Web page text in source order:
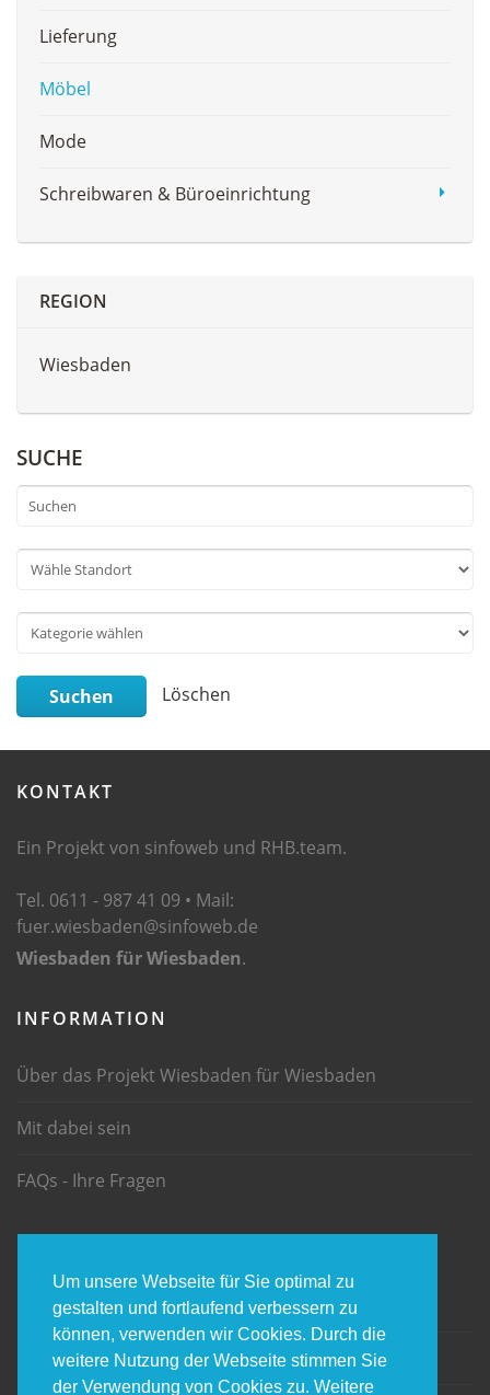
Um unsere Webseite für Sie optimal zu
gestalten und fortlaufend verbessern zu
können, verwenden wir Cookies. Durch die
weitere Nutzung der Webseite stimmen Sie
der Verwendung von Cookies zu. Weitere
Lieferung
Möbel
Mode
Schreibwaren & Büroeinrichtung
REGION
Wiesbaden
SUCHE
Suchen Löschen
KONTAKT
Ein Projekt von sinfoweb und RHB.team.
Tel. 0611 - 987 41 09 • Mail:
fuer.wiesbaden@sinfoweb.de
Wiesbaden für Wiesbaden.
INFORMATION
Über das Projekt Wiesbaden für Wiesbaden
Mit dabei sein
FAQs - Ihre Fragen
Impressum
Datenschtz